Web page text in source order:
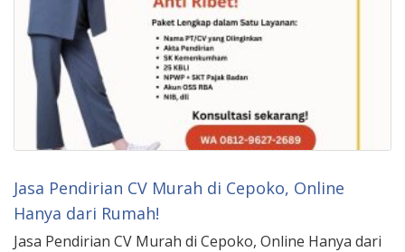
Jasa Pendirian CV Murah di Cepoko, Online
Hanya dari Rumah!
Jasa Pendirian CV Murah di Cepoko, Online Hanya dari